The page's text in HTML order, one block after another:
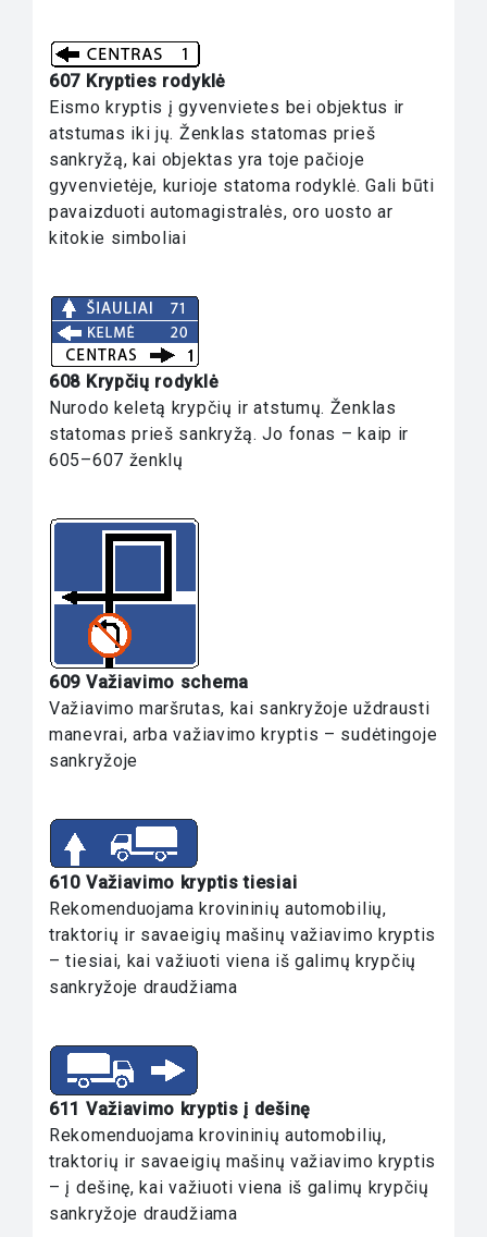
607 Krypties rodyklė
Eismo kryptis į gyvenvietes bei objektus ir
atstumas iki jų. Ženklas statomas prieš
sankryžą, kai objektas yra toje pačioje
gyvenvietėje, kurioje statoma rodyklė. Gali būti
pavaizduoti automagistralės, oro uosto ar
kitokie simboliai
608 Krypčių rodyklė
Nurodo keletą krypčių ir atstumų. Ženklas
statomas prieš sankryžą. Jo fonas – kaip ir
605–607 ženklų
609 Važiavimo schema
Važiavimo maršrutas, kai sankryžoje uždrausti
manevrai, arba važiavimo kryptis – sudėtingoje
sankryžoje
610 Važiavimo kryptis tiesiai
Rekomenduojama krovininių automobilių,
traktorių ir savaeigių mašinų važiavimo kryptis
– tiesiai, kai važiuoti viena iš galimų krypčių
sankryžoje draudžiama
611 Važiavimo kryptis į dešinę
Rekomenduojama krovininių automobilių,
traktorių ir savaeigių mašinų važiavimo kryptis
– į dešinę, kai važiuoti viena iš galimų krypčių
sankryžoje draudžiama